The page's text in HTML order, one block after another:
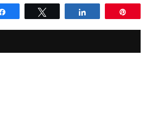
Compartir Compartir